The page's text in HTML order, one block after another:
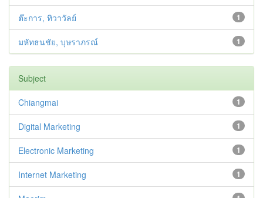
1
ต๊ะการ, ทิวาวัลย์
1
มหัทธนชัย, บุษราภรณ์
Subject
1
Chiangmai
1
Digital Marketing
1
Electronic Marketing
1
Internet Marketing